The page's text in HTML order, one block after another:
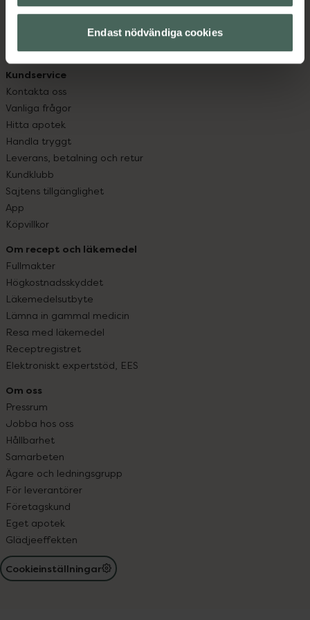
Endast nödvändiga cookies
datorn. Oavsett vem du är så är det vårt uppdrag att
Kundservice
Kontakta oss
Vanliga frågor
Hitta apotek
Handla tryggt
Leverans, betalning och retur
Kundklubb
Sajtens tillgänglighet
App
Köpvillkor
Om recept och läkemedel
Fullmakter
Högkostnadsskyddet
Läkemedelsutbyte
Lämna in gammal medicin
Resa med läkemedel
Receptregistret
Elektroniskt expertstöd, EES
Om oss
Pressrum
Jobba hos oss
Hållbarhet
Samarbeten
Ägare och ledningsgrupp
För leverantörer
Företagskund
Eget apotek
Glädjeeffekten
Cookieinställningar